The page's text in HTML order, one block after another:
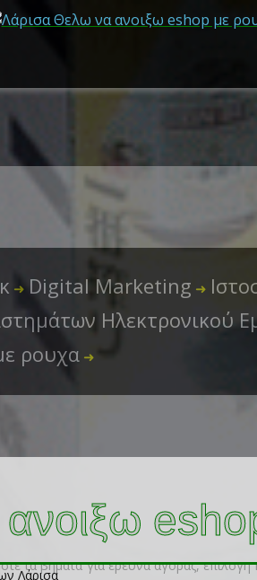
➜ Digital Marketing ➜
Ηλεκτρονικού
ρουχα ➜